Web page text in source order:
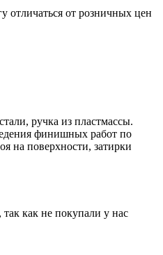
от розничных цен
ручка из пластмассы.
финишных работ по
на поверхности, затирки
как не покупали у нас